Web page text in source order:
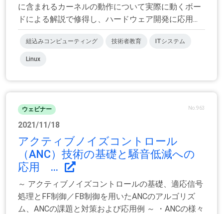
に含まれるカーネルの動作について実際に動くボー
ドによる解説で修得し、ハードウェア開発に応用...
組込みコンピューティング 技術者教育 ITシステム
Linux
ウェビナー No.963
2021/11/18
アクティブノイズコントロール
（ANC）技術の基礎と騒音低減への
応用 ...
～ アクティブノイズコントロールの基礎、適応信号
処理とFF制御／FB制御を用いたANCのアルゴリズ
ム、ANCの課題と対策および応用例 ～ ・ANCの様々